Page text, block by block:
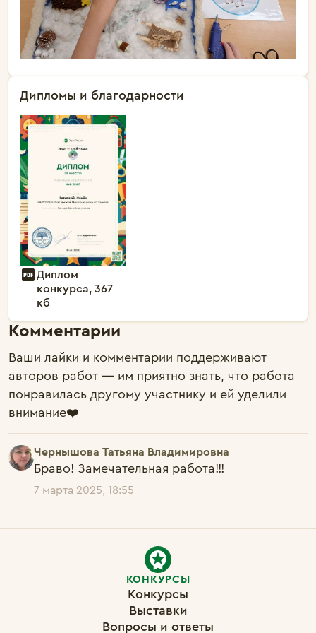
Дипломы и благодарности
Диплом
конкурса, 367
кб
Комментарии
Ваши лайки и комментарии поддерживают
авторов работ — им приятно знать, что работа
понравилась другому участнику и ей уделили
внимание❤️
Чернышова Татьяна Владимировна
Браво! Замечательная работа!!!
7 марта 2025, 18:55
КОНКУРСЫ
Конкурсы
Выставки
Вопросы и ответы